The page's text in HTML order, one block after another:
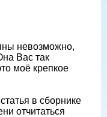
невозможно,
Вас так
моё крепкое
в сборнике
отчитаться